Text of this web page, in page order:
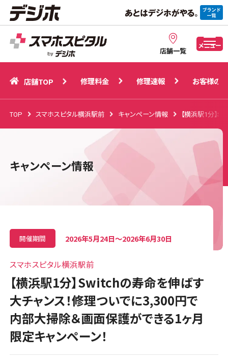
店舗一覧
メニュー
店舗TOP 修理速報 お客様の声
店舗TOP 修理料金 修理速報 お客様の声
TOP スマホスピタル横浜駅前 キャンペーン情報 【横浜駅1分】
キャンペーン情報
開催期間 2026年5月24日〜2026年6月30日
スマホスピタル横浜駅前
【横浜駅1分】Switchの寿命を伸ばす
大チャンス！修理ついでに3,300円で
内部大掃除＆画面保護ができる1ヶ月
限定キャンペーン！